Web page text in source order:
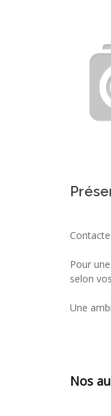
Pour
selon
Une
Nos